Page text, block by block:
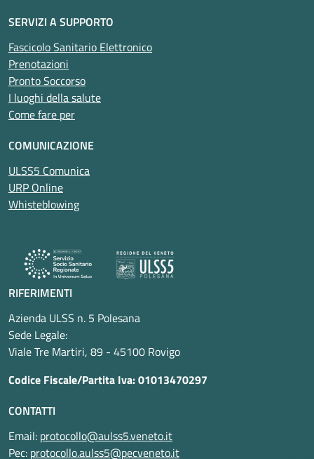
SERVIZI A SUPPORTO
Fascicolo Sanitario Elettronico
Prenotazioni
Pronto Soccorso
I luoghi della salute
Come fare per
COMUNICAZIONE
ULSS5 Comunica
URP Online
Whisteblowing
RIFERIMENTI
Azienda ULSS n. 5 Polesana
Sede Legale:
Viale Tre Martiri, 89 - 45100 Rovigo
Codice Fiscale/Partita Iva: 01013470297
CONTATTI
Email: protocollo@aulss5.veneto.it
Pec: protocollo.aulss5@pecveneto.it